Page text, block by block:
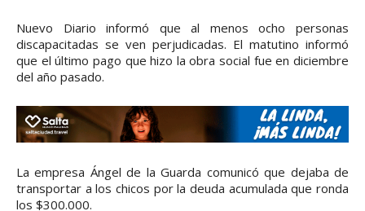
Nuevo Diario informó que al menos ocho personas
discapacitadas se ven perjudicadas. El matutino informó
que el último pago que hizo la obra social fue en diciembre
del año pasado.
La empresa Ángel de la Guarda comunicó que dejaba de
transportar a los chicos por la deuda acumulada que ronda
los $300.000.